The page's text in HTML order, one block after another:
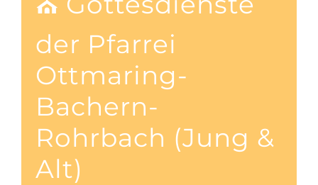
der Pfarrei
Ottmaring-
Bachern-
Rohrbach (Jung &
Alt)